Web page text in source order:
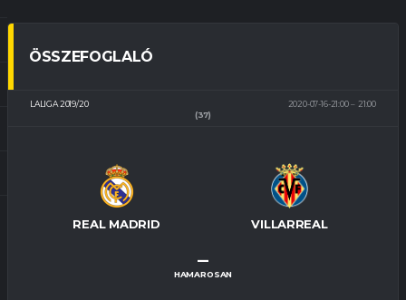
ÖSSZEFOGLALÓ
LALIGA 2019/20 2020-07-16-21:00
21:00
(37)
REAL MADRID VILLARREAL
–
HAMAROSAN